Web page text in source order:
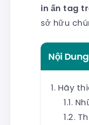
in ấn tag
sở hữu
Nội
Hãy